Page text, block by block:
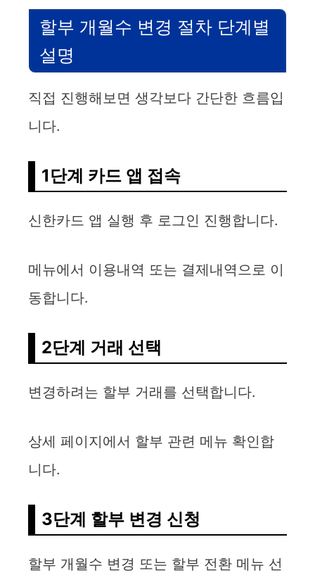
할부 개월수 변경 절차 단계별
설명
직접 진행해보면 생각보다 간단한 흐름입
니다.
1단계 카드 앱 접속
신한카드 앱 실행 후 로그인 진행합니다.
메뉴에서 이용내역 또는 결제내역으로 이
동합니다.
2단계 거래 선택
변경하려는 할부 거래를 선택합니다.
상세 페이지에서 할부 관련 메뉴 확인합
니다.
3단계 할부 변경 신청
할부 개월수 변경 또는 할부 전환 메뉴 선